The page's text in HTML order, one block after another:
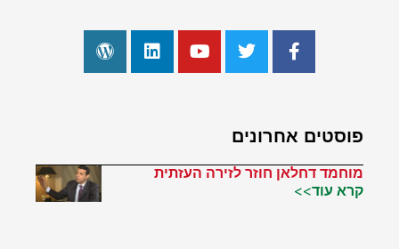
פוסטים אחרונים
מוחמד דחלאן חוזר לזירה העזתית
קרא עוד>>